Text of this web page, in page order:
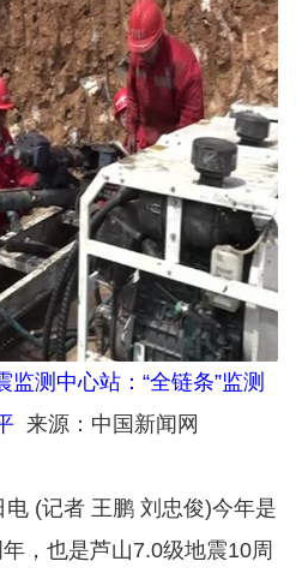
测中心站：“全链条”监测
来源：中国新闻网
(记者 王鹏 刘忠俊)今年是
，也是芦山7.0级地震10周